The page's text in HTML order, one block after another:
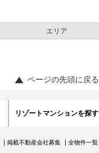
エリア
ページの先頭に戻る
リゾートマンションを探す
掲載不動産会社募集 全物件一覧